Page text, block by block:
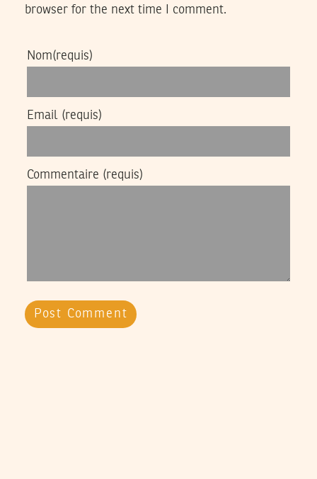
browser for the next time I comment.
Nom(requis)
Email (requis)
Commentaire (requis)